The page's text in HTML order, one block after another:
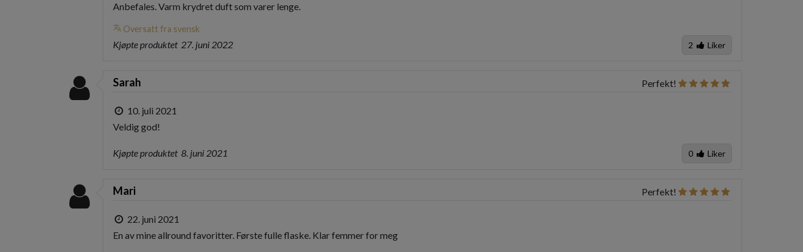
Anbefales. Varm krydret duft som varer lenge.
translate Oversatt fra svensk
Kjøpte produktet 27. juni 2022 2 Liker
Perfekt!
Sarah
10. juli 2021
Veldig god!
Kjøpte produktet 8. juni 2021 0 Liker
Perfekt!
Mari
22. juni 2021
En av mine allround favoritter. Første fulle flaske. Klar femmer for meg